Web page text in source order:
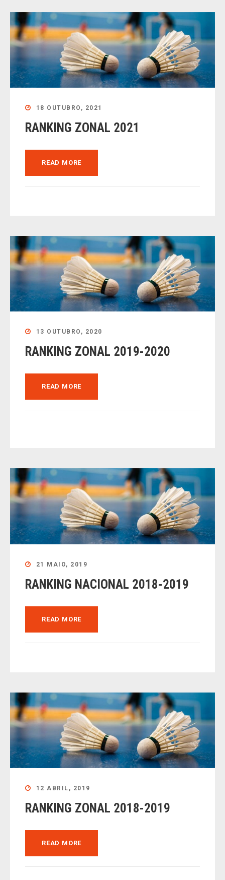
18 OUTUBRO, 2021
RANKING ZONAL 2021
READ MORE
13 OUTUBRO, 2020
RANKING ZONAL 2019-2020
READ MORE
21 MAIO, 2019
RANKING NACIONAL 2018-2019
READ MORE
12 ABRIL, 2019
RANKING ZONAL 2018-2019
READ MORE